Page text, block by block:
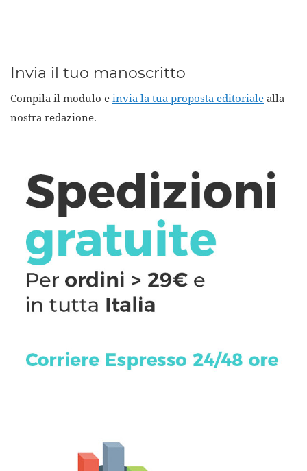
Invia il tuo manoscritto
Compila il modulo e invia la tua proposta editoriale alla
nostra redazione.